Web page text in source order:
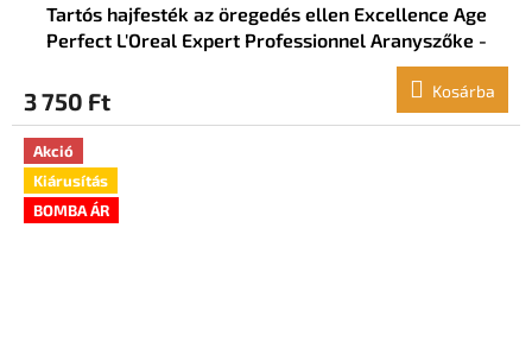
Tartós hajfesték az öregedés ellen Excellence Age
Perfect L'Oreal Expert Professionnel Aranyszőke -
3 750 Ft Kosárba
Akció
Kiárusítás
BOMBA ÁR